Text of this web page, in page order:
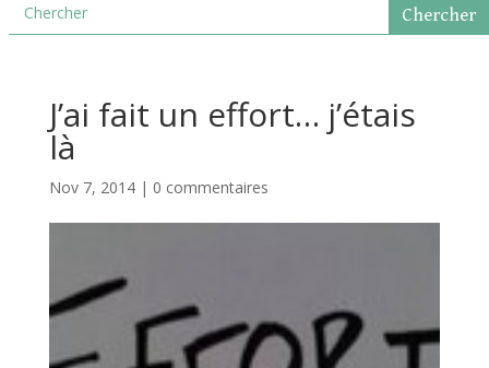
J’ai fait un effort… j’étais
là
Nov 7, 2014| 0 commentaires